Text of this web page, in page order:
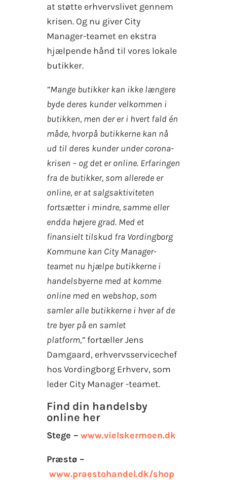
at støtte erhvervslivet gennem
krisen. Og nu giver City
Manager-teamet en ekstra
hjælpende hånd til vores lokale
butikker.
”Mange butikker kan ikke længere
byde deres kunder velkommen i
butikken, men der er i hvert fald én
måde, hvorpå butikkerne kan nå
ud til deres kunder under corona-
krisen – og det er online. Erfaringen
fra de butikker, som allerede er
online, er at salgsaktiviteten
fortsætter i mindre, samme eller
endda højere grad. Med et
finansielt tilskud fra Vordingborg
Kommune kan City Manager-
teamet nu hjælpe butikkerne i
handelsbyerne med at komme
online med en webshop, som
samler alle butikkerne i hver af de
tre byer på en samlet
platform,” fortæller Jens
Damgaard, erhvervsservicechef
hos Vordingborg Erhverv, som
leder City Manager -teamet.
Find din handelsby
online her
Stege –www.vielskermoen.dk
Præstø –
www.praestohandel.dk/shop